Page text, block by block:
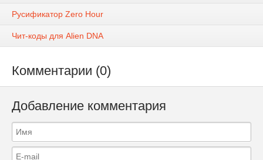
Русификатор Zero Hour
Чит-коды для Alien DNA
Комментарии (0)
Добавление комментария